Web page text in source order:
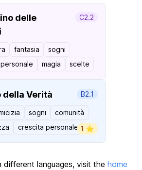
delle
C2.2
fantasia
sogni
magia scelte
della Verità B2.1
sogni
comunità
crescita personale 1 ⭐️
different languages, visit the home